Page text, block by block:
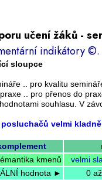
učení žáků -
indikátory ©.
sloupce
.. pro kvalitu
.. pro přenos do
souhlasu. V
velmi
kmenů
velmi
hodnota ►
0